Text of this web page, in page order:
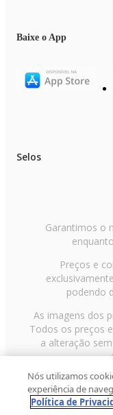
Baixe o App
Selos
Garantimos o
Preços e
podendo
As imagens dos
Todos os preços
a alteração sem
Avenida Zaki
Paulo/SP, CEP
2013 Fast
Nós utilizamos
experiência de
Política de